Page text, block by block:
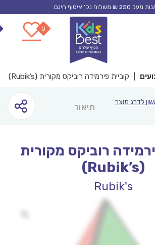
| קוביית פירמידה רוביקס מקורית (Rubik’s)
מוצר
תיאור
רוביקס מקורית
Rubik's